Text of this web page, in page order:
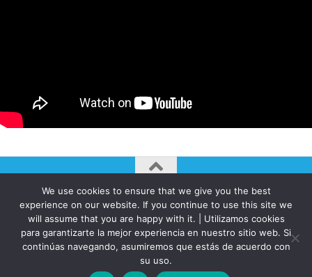
AUTOGIRO/el giro del arte actual © JAVIER MARTINEZ 2026. All
Rights Reserved.
Funciona con - Diseñado con elTema Hueman
We use cookies to ensure that we give you the best
experience on our website. If you continue to use this site we
will assume that you are happy with it. | Utilizamos cookies
para garantizarte la mejor experiencia en nuestro sitio web. Si
continúas navegando, asumiremos que estás de acuerdo con
su uso.